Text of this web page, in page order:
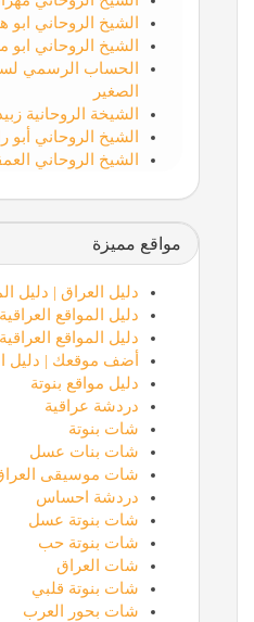
الشيخ الروحاني ابو
الشيخ الروحاني
الحساب الرسمي
الصغير
الشيخة الروحانية
الشيخ الروحاني أبو
الشيخ الروحاني
مواقع مميزة
دليل العراق | دليل
دليل المواقع العراقية
دليل المواقع
أضف موقعك | دليل
دليل مواقع بنوتة
دردشة عراقية
شات بنوتة
شات بنات عسل
شات موسيقى
دردشة احساس
شات بنوتة عسل
شات بنوتة حب
شات العراق
شات بنوتة قلبي
شات بحور العرب